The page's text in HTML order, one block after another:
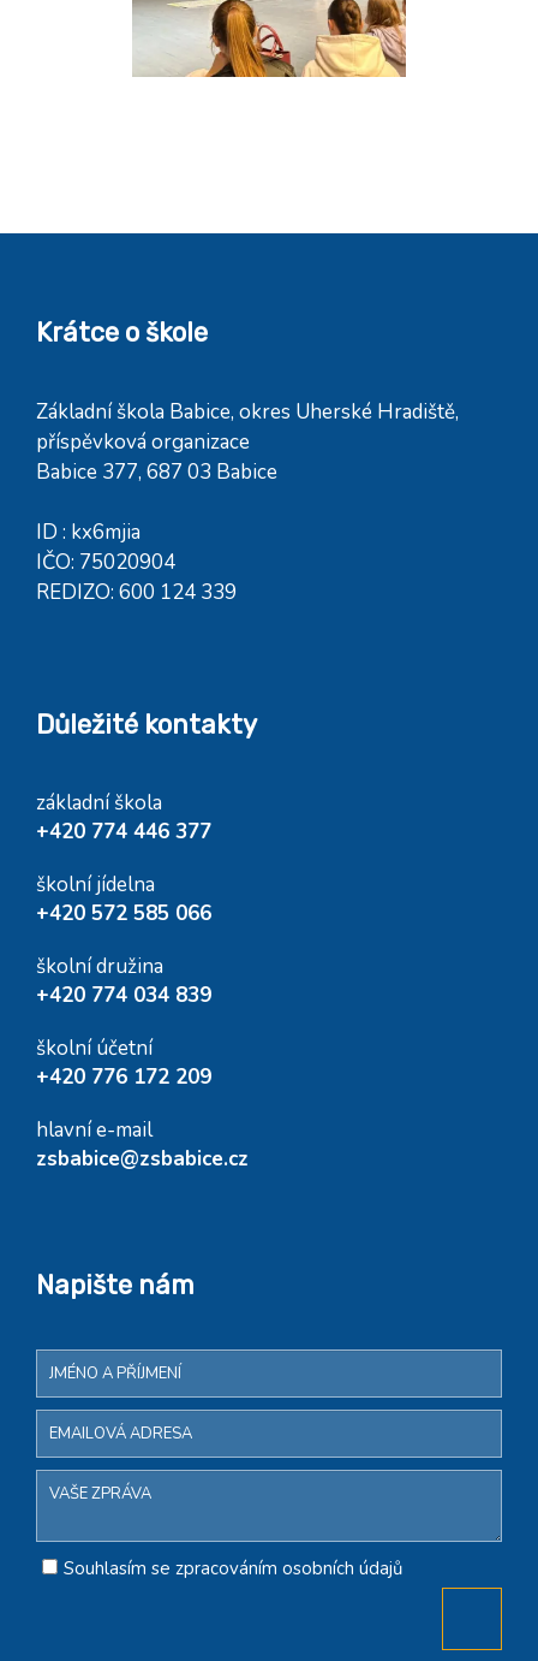
Krátce o škole
Základní škola Babice, okres Uherské Hradiště,
příspěvková organizace
Babice 377, 687 03 Babice
ID : kx6mjia
IČO: 75020904
REDIZO: 600 124 339
Důležité kontakty
základní škola
+420 774 446 377
školní jídelna
+420 572 585 066
školní družina
+420 774 034 839
školní účetní
+420 776 172 209
hlavní e-mail
zsbabice@zsbabice.cz
Napište nám
Souhlasím se zpracováním osobních údajů